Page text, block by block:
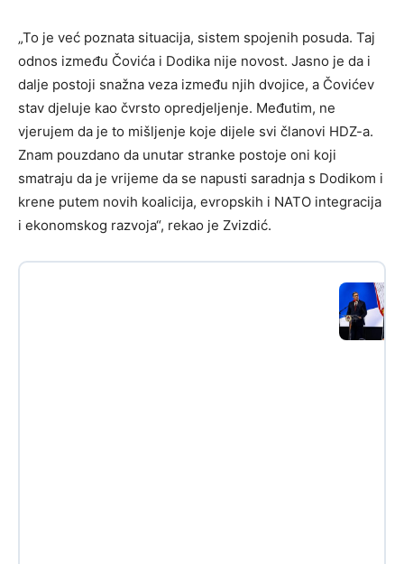
„To je već poznata situacija, sistem spojenih posuda. Taj
odnos između Čovića i Dodika nije novost. Jasno je da i
dalje postoji snažna veza između njih dvojice, a Čovićev
stav djeluje kao čvrsto opredjeljenje. Međutim, ne
vjerujem da je to mišljenje koje dijele svi članovi HDZ-a.
Znam pouzdano da unutar stranke postoje oni koji
smatraju da je vrijeme da se napusti saradnja s Dodikom i
krene putem novih koalicija, evropskih i NATO integracija
i ekonomskog razvoja“, rekao je Zvizdić.